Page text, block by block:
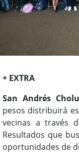
+ EXTRA
San Andrés
pesos distribuirá
vecinas a través
Resultados que
oportunidades de